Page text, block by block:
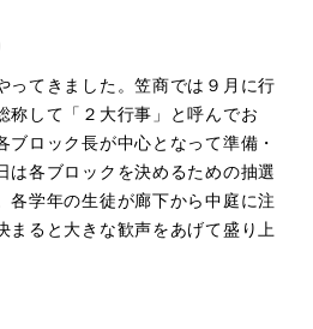
ってきました。笠商では９月に行
称して「２大行事」と呼んでお
ブロック長が中心となって準備・
は各ブロックを決めるための抽選
各学年の生徒が廊下から中庭に注
まると大きな歓声をあげて盛り上